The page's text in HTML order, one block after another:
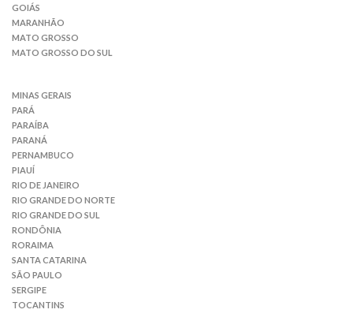
GOIÁS
MARANHÃO
MATO GROSSO
MATO GROSSO DO SUL
MINAS GERAIS
PARÁ
PARAÍBA
PARANÁ
PERNAMBUCO
PIAUÍ
RIO DE JANEIRO
RIO GRANDE DO NORTE
RIO GRANDE DO SUL
RONDÔNIA
RORAIMA
SANTA CATARINA
SÃO PAULO
SERGIPE
TOCANTINS